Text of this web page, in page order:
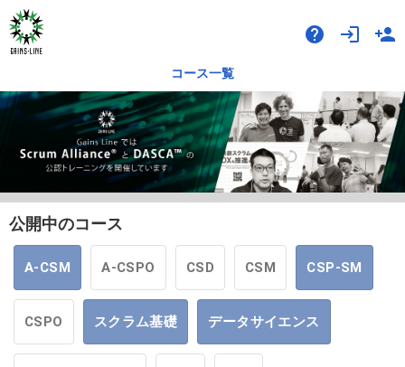
help login person_add
コース一覧
公開中のコース
A-CSM A-CSPO CSD CSM CSP-SM
CSPO スクラム基礎 データサイエンス